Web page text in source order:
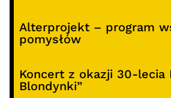
Alterprojekt – program
pomysłów
Koncert z okazji 30-lecia
Blondynki”